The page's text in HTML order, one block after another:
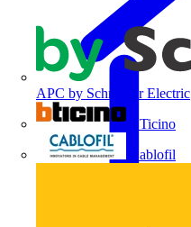
APC by Schneider Electric
BTicino
Cablofil